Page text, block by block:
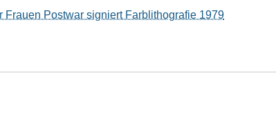
Frauen Postwar signiert Farblithografie 1979